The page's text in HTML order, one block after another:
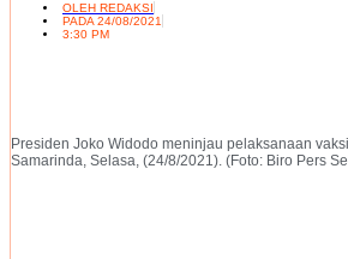
OLEH REDAKSI
PADA24/08/2021
3:30 PM
Presiden Joko Widodo meninjau pelaksanaan
Samarinda, Selasa, (24/8/2021). (Foto: Biro Pers